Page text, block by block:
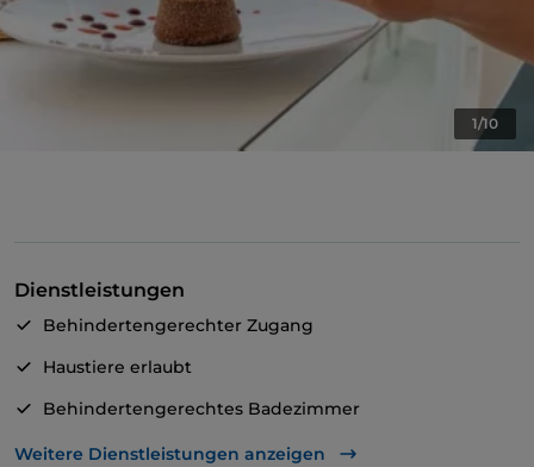
1/10
Dienstleistungen
Behindertengerechter Zugang
Haustiere erlaubt
Behindertengerechtes Badezimmer
Cocktail
Weitere Dienstleistungen anzeigen